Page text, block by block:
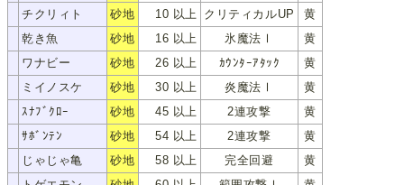
チクリィト 砂地 10 以上 クリティカルUP 黄
乾き魚 砂地 16 以上 氷魔法Ⅰ 黄
ワナビー 砂地 26 以上 ｶｳﾝﾀｰｱﾀｯｸ 黄
ミイノスケ 砂地 30 以上 炎魔法Ⅰ 黄
ｽﾅﾌﾞｸﾛｰ 砂地 45 以上 2連攻撃 黄
ｻﾎﾞﾝﾃﾝ 砂地 54 以上 2連攻撃 黄
じゃじゃ亀 砂地 58 以上 完全回避 黄